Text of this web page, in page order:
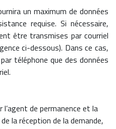
un maximum de données
requise. Si nécessaire,
être transmises par courriel
ci-dessous). Dans ce cas,
téléphone que des données
l’agent de permanence et la
la réception de la demande,